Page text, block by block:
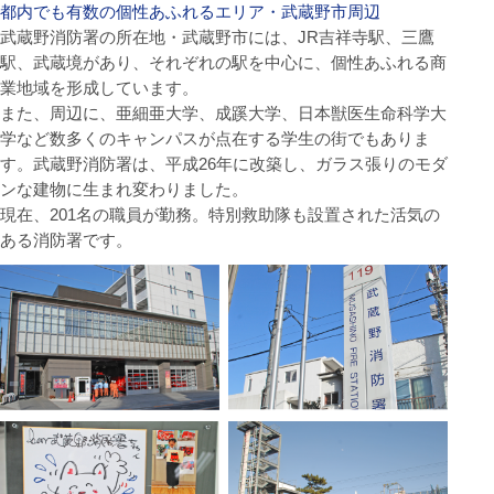
都内でも有数の個性あふれるエリア・武蔵野市周辺
武蔵野消防署の所在地・武蔵野市には、JR吉祥寺駅、三鷹
駅、武蔵境があり、それぞれの駅を中心に、個性あふれる商
業地域を形成しています。
また、周辺に、亜細亜大学、成蹊大学、日本獣医生命科学大
学など数多くのキャンパスが点在する学生の街でもありま
す。武蔵野消防署は、平成26年に改築し、ガラス張りのモダ
ンな建物に生まれ変わりました。
現在、201名の職員が勤務。特別救助隊も設置された活気の
ある消防署です。